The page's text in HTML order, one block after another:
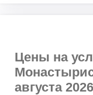
Цены на
августа